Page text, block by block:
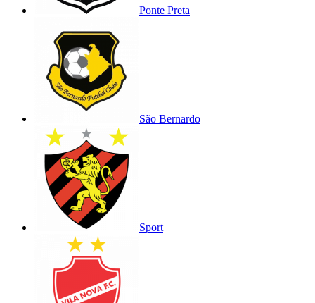
Ponte Preta
São Bernardo
Sport